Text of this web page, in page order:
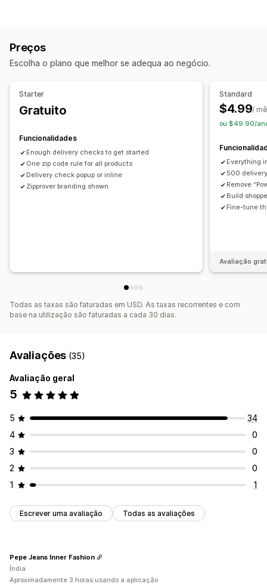
Vários locais
Preços
Escolha o plano que melhor se adequa ao negócio.
Starter
Gratuito
Funcionalidades
Enough delivery checks to get started
One zip code rule for all products
Delivery check popup or inline
Zipprover branding shown
Standard
$4.99/
ou $49.90/
Everything
500
Remove
Build
Fine-tune
Avaliação
Todas as taxas são faturadas em USD. As taxas recorrentes e com
base na utilização são faturadas a cada 30 dias.
Avaliações (35)
Avaliação geral
5
5
34
4
0
3
0
2
0
1
1
Escrever uma avaliação Todas as avaliações
Pepe Jeans Inner Fashion
Índia
Aproximadamente 3 horas usando a aplicação